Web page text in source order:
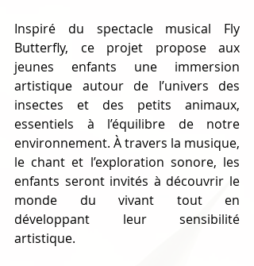
Inspiré du spectacle musical Fly
Butterfly, ce projet propose aux
jeunes enfants une immersion
artistique autour de l’univers des
insectes et des petits animaux,
essentiels à l’équilibre de notre
environnement. À travers la musique,
le chant et l’exploration sonore, les
enfants seront invités à découvrir le
monde du vivant tout en
développant leur sensibilité
artistique.